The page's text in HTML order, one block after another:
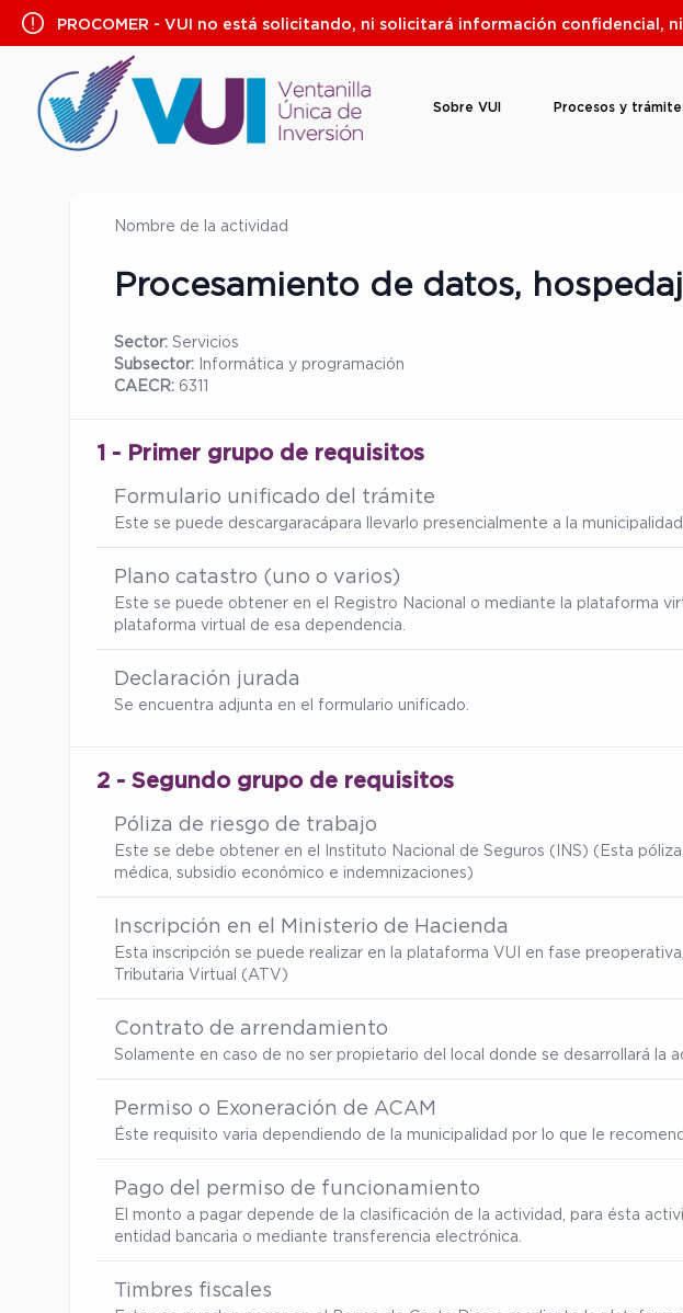
Saltar
PROCOMER - VUI no está solicitando, ni solicitará información
Sobre VUI Procesos y
Nombre de la actividad
Procesamiento de datos,
Sector: Servicios
Subsector: Informática y programación
CAECR: 6311
1 - Primer grupo de requisitos
Formulario unificado del trámite
Este se puede descargaracápara llevarlo presencialmente a la
Plano catastro (uno o varios)
Este se puede obtener en el Registro Nacional o mediante la plataforma
plataforma virtual de esa dependencia.
Declaración jurada
Se encuentra adjunta en el formulario unificado.
2 - Segundo grupo de requisitos
Póliza de riesgo de trabajo
Este se debe obtener en el Instituto Nacional de Seguros (INS) (Esta
médica, subsidio económico e indemnizaciones)
Inscripción en el Ministerio de Hacienda
Esta inscripción se puede realizar en la plataforma VUI en fase
Tributaria Virtual (ATV)
Contrato de arrendamiento
Solamente en caso de no ser propietario del local donde se desarrollará la
Permiso o Exoneración de ACAM
Éste requisito varia dependiendo de la municipalidad por lo que le
Pago del permiso de funcionamiento
El monto a pagar depende de la clasificación de la actividad, para ésta
entidad bancaria o mediante transferencia electrónica.
Timbres fiscales